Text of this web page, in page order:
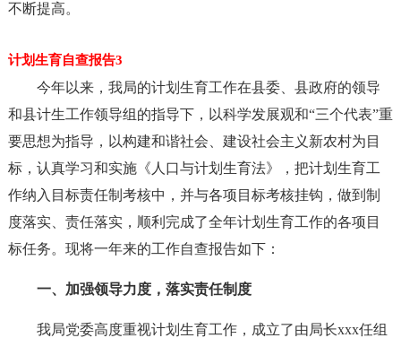
不断提高。
计划生育自查报告3
今年以来，我局的计划生育工作在县委、县政府的领导
和县计生工作领导组的指导下，以科学发展观和“三个代表”重
要思想为指导，以构建和谐社会、建设社会主义新农村为目
标，认真学习和实施《人口与计划生育法》，把计划生育工
作纳入目标责任制考核中，并与各项目标考核挂钩，做到制
度落实、责任落实，顺利完成了全年计划生育工作的各项目
标任务。现将一年来的工作自查报告如下：
一、加强领导力度，落实责任制度
我局党委高度重视计划生育工作，成立了由局长xxx任组